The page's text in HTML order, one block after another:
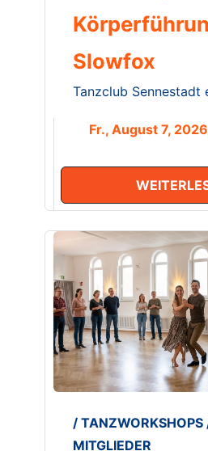
Slowfox
Tanzclub Sennestadt
Fr., August 7,
/ TANZWORKSHOPS
MITGLIEDER